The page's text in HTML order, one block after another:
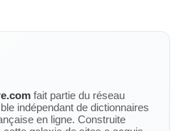
fait partie du réseau
indépendant de dictionnaires
en ligne. Construite